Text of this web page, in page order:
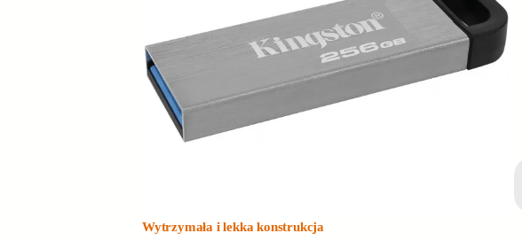
Wytrzymała i lekka konstrukcja